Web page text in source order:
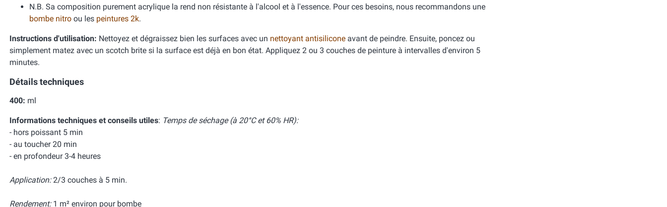
N.B. Sa composition purement acrylique la rend non résistante à l'alcool et à l'essence. Pour ces besoins, nous recommandons une
bombe nitro ou les peintures 2k.
Instructions d'utilisation: Nettoyez et dégraissez bien les surfaces avec un nettoyant antisilicone avant de peindre. Ensuite, poncez ou
simplement matez avec un scotch brite si la surface est déjà en bon état. Appliquez 2 ou 3 couches de peinture à intervalles d'environ 5
minutes.
Détails techniques
400: ml
Informations techniques et conseils utiles: Temps de séchage (à 20°C et 60% HR):
- hors poissant 5 min
- au toucher 20 min
- en profondeur 3-4 heures
Application:2/3 couches à 5 min.
Rendement:1 m² environ pour bombe